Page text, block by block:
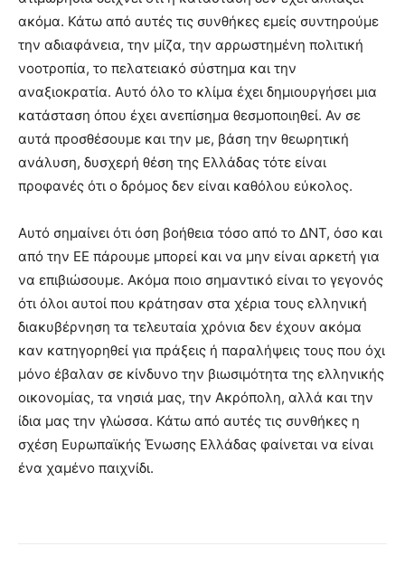
ακόμα. Κάτω από αυτές τις συνθήκες εμείς συντηρούμε
την αδιαφάνεια, την μίζα, την αρρωστημένη πολιτική
νοοτροπία, το πελατειακό σύστημα και την
αναξιοκρατία. Αυτό όλο το κλίμα έχει δημιουργήσει μια
κατάσταση όπου έχει ανεπίσημα θεσμοποιηθεί. Αν σε
αυτά προσθέσουμε και την με, βάση την θεωρητική
ανάλυση, δυσχερή θέση της Ελλάδας τότε είναι
προφανές ότι ο δρόμος δεν είναι καθόλου εύκολος.
Αυτό σημαίνει ότι όση βοήθεια τόσο από το ΔΝΤ, όσο και
από την ΕΕ πάρουμε μπορεί και να μην είναι αρκετή για
να επιβιώσουμε. Ακόμα ποιο σημαντικό είναι το γεγονός
ότι όλοι αυτοί που κράτησαν στα χέρια τους ελληνική
διακυβέρνηση τα τελευταία χρόνια δεν έχουν ακόμα
καν κατηγορηθεί για πράξεις ή παραλήψεις τους που όχι
μόνο έβαλαν σε κίνδυνο την βιωσιμότητα της ελληνικής
οικονομίας, τα νησιά μας, την Ακρόπολη, αλλά και την
ίδια μας την γλώσσα. Κάτω από αυτές τις συνθήκες η
σχέση Ευρωπαϊκής Ένωσης Ελλάδας φαίνεται να είναι
ένα χαμένο παιχνίδι.